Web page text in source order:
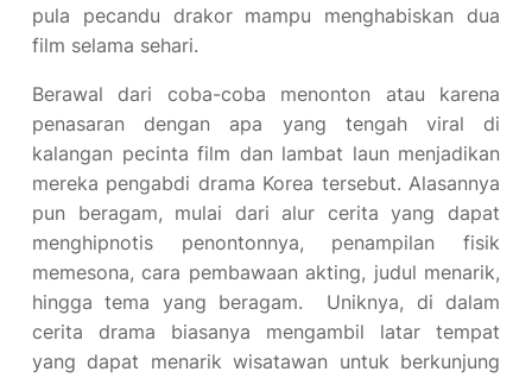
pula pecandu drakor mampu menghabiskan dua
film selama sehari.
Berawal dari coba-coba menonton atau karena
penasaran dengan apa yang tengah viral di
kalangan pecinta film dan lambat laun menjadikan
mereka pengabdi drama Korea tersebut. Alasannya
pun beragam, mulai dari alur cerita yang dapat
menghipnotis penontonnya, penampilan fisik
memesona, cara pembawaan akting, judul menarik,
hingga tema yang beragam. Uniknya, di dalam
cerita drama biasanya mengambil latar tempat
yang dapat menarik wisatawan untuk berkunjung